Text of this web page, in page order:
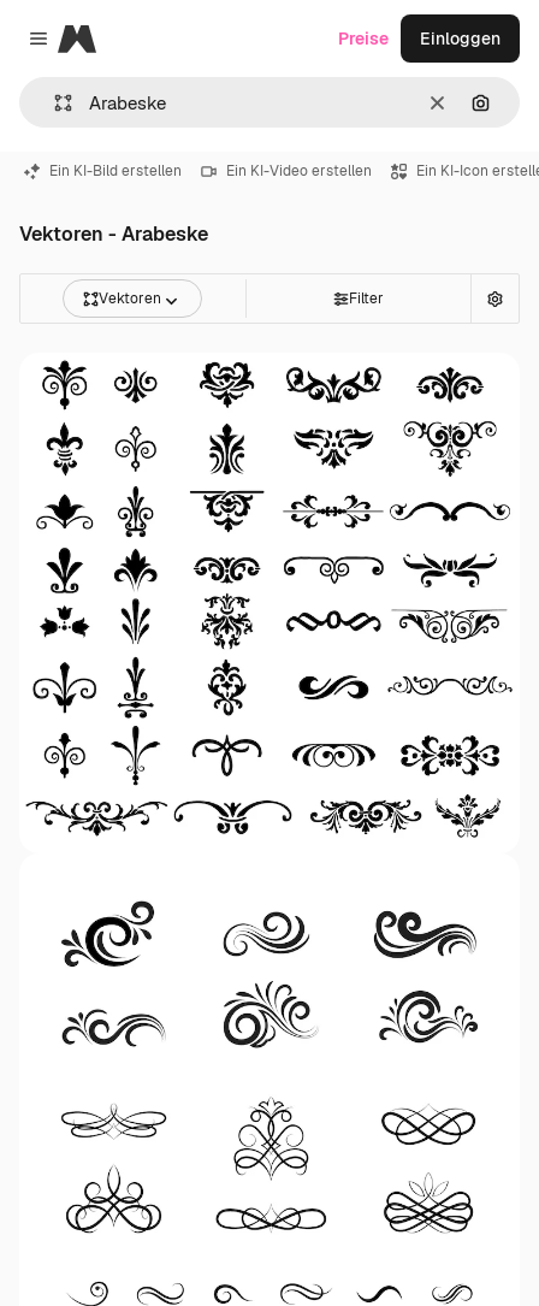
Close menu
Magnific
LöschenNach
Preise Einloggen
Ein KI-Bild erstellen Ein KI-Video erstellen Ein KI-Icon
Vektoren - Arabeske
Vektoren Filter